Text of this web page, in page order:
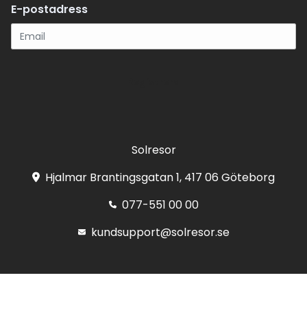
E-postadress
Solresor
Hjalmar Brantingsgatan 1, 417 06 Göteborg
077-551 00 00
kundsupport@solresor.se